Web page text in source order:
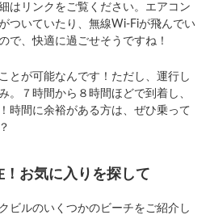
はリンクをご覧ください。エアコン
ついていたり、無線Wi-Fiが飛んでい
で、快適に過ごせそうですね！
とが可能なんです！ただし、運行し
。７時間から８時間ほどで到着し、
時間に余裕がある方は、ぜひ乗って
お気に入りを探して
ビルのいくつかのビーチをご紹介し